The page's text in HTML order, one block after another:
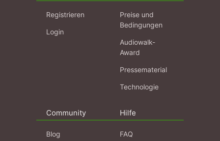
Registrieren
Login
Preise und
Bedingungen
Audiowalk-
Award
Pressematerial
Technologie
Community
Blog
Hilfe
FAQ